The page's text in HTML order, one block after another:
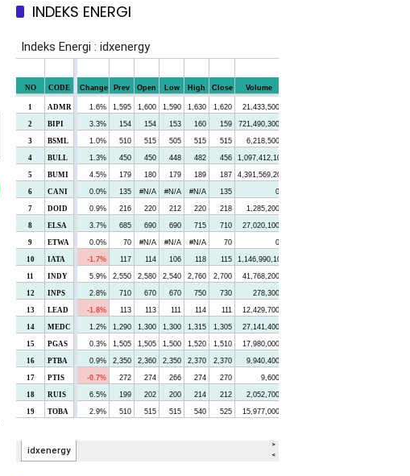
INDEKS ENERGI